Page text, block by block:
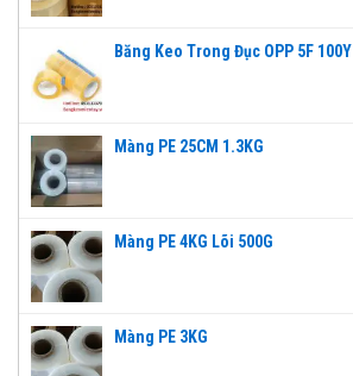
Băng Keo Trong Đục OPP 5F 100Y
Màng PE 25CM 1.3KG
Màng PE 4KG Lõi 500G
Màng PE 3KG